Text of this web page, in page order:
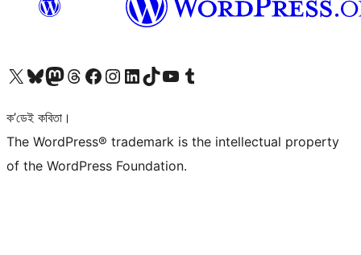
আমাৰ X (আগৰ Twitter) একাউণ্টলৈ যাওকআমাৰ Bluesky একাউণ্টলৈ যাওকআমাৰ Mastodon একাউণ্টলৈ যাওকআমাৰ Threads একাউণ্টলৈ যাওকআমাৰ Facebook পৃষ্ঠালৈ যাওকআমাৰ Instagram একাউণ্টলৈ যাওকআমাৰ LinkedIn একাউণ্টলৈ যাওকআমাৰ TikTok একাউণ্টলৈ যাওকআমাৰ YouTube চেনেললৈ যাওকআমাৰ Tumblr একাউণ্টলৈ যাওক
ক’ডেই কবিতা।
The WordPress® trademark is the intellectual property
of the WordPress Foundation.